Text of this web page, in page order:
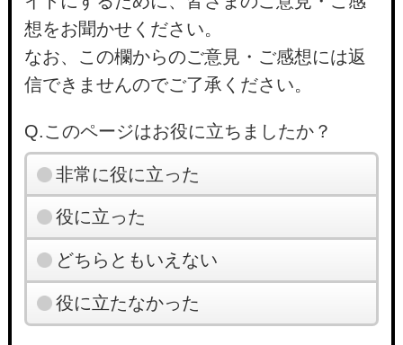
想をお聞かせください。
なお、この欄からのご意見・ご感想には返
信できませんのでご了承ください。
Q.このページはお役に立ちましたか？
非常に役に立った
役に立った
どちらともいえない
役に立たなかった